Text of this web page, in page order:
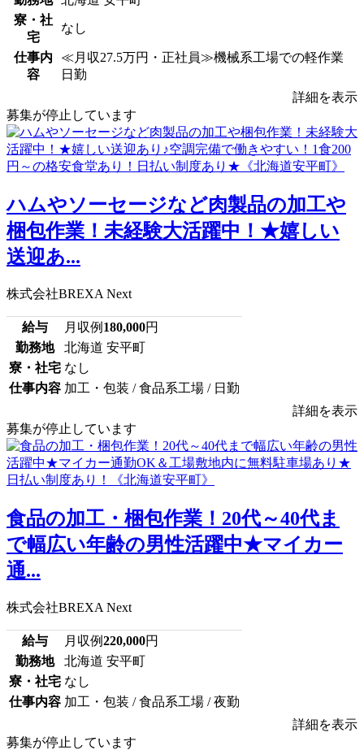
寮・社
宅
なし
仕事内
容
≪月収27.5万円・正社員≫機械系工場での軽作業
日勤
詳細を表示
募集が停止しています
ハムやソーセージなど肉製品の加工や
梱包作業！未経験大活躍中！★嬉しい
送迎あ...
株式会社BREXA Next
給与 月収例 180,000円
勤務地
北海道 安平町
寮・社宅 なし
仕事内容 加工・包装 / 食品系工場 / 日勤
詳細を表示
募集が停止しています
食品の加工・梱包作業！20代～40代ま
で幅広い年齢の男性活躍中★マイカー
通...
株式会社BREXA Next
給与 月収例220,000円
勤務地
北海道 安平町
寮・社宅 なし
仕事内容 加工・包装 / 食品系工場 / 夜勤
詳細を表示
募集が停止しています